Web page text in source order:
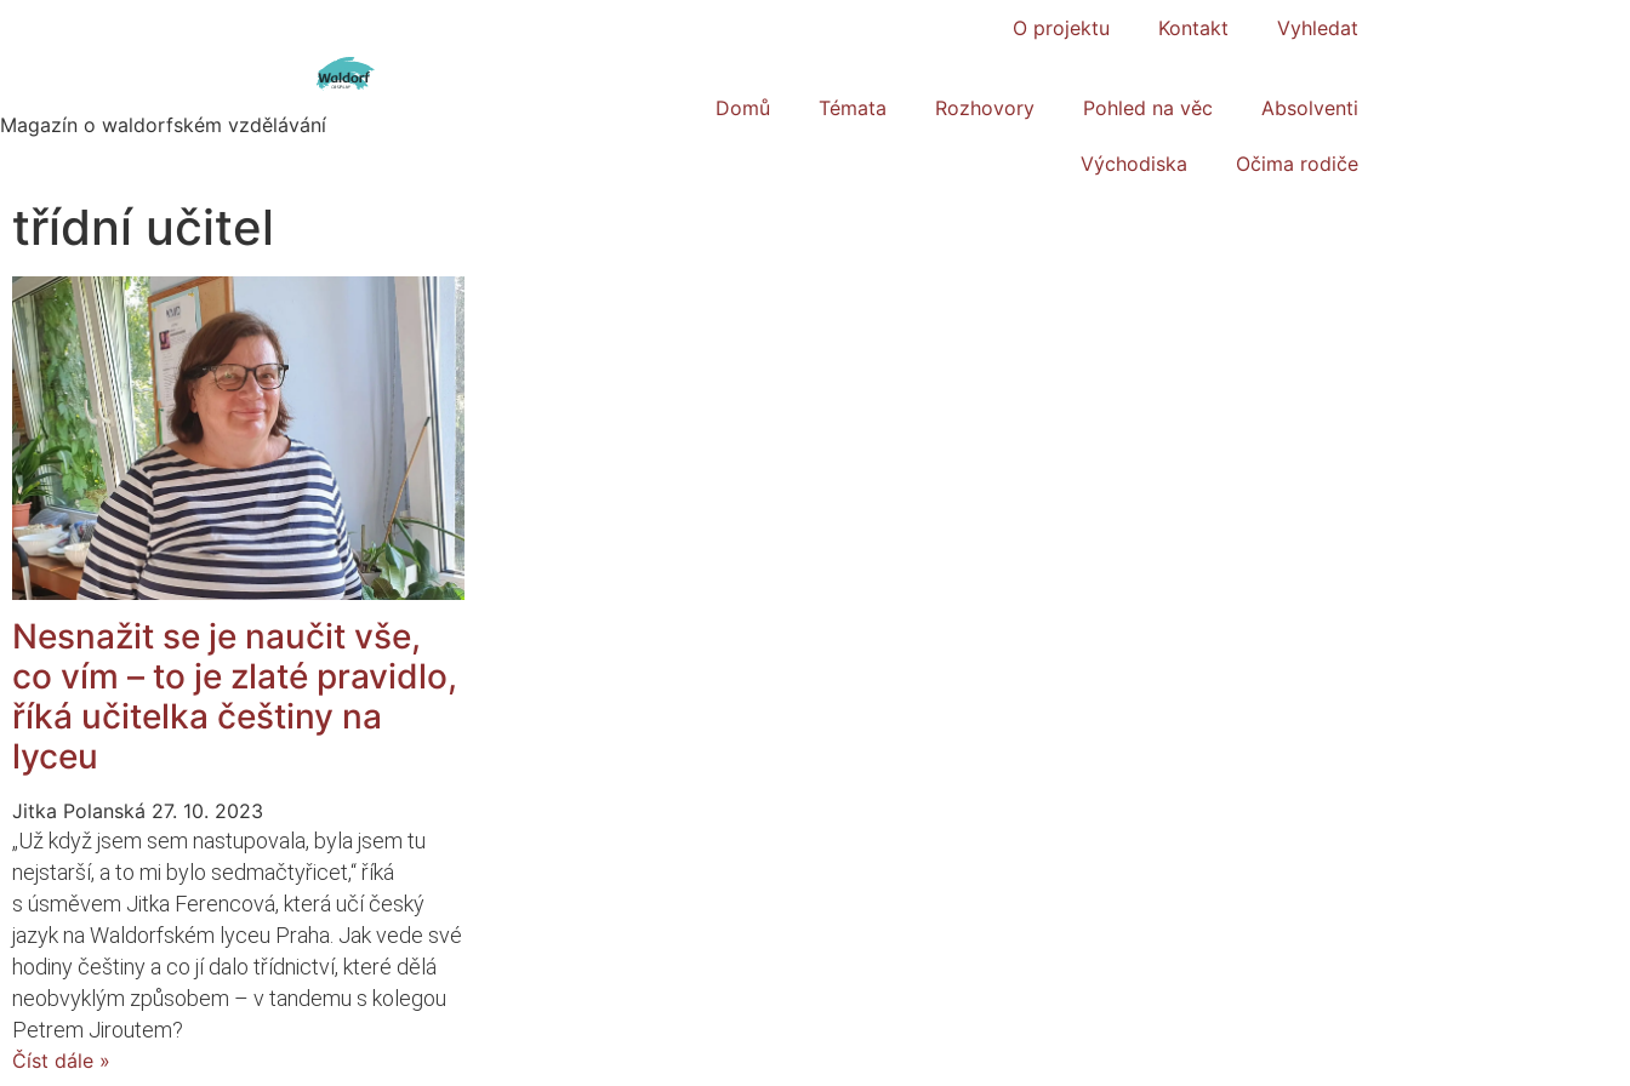
Magazín o waldorfském vzdělávání
O projektu Kontakt Vyhledat
Domů Témata Rozhovory Pohled na věc Absolventi
Východiska Očima rodiče
třídní učitel
Nesnažit se je naučit vše,
co vím – to je zlaté pravidlo,
říká učitelka češtiny na
lyceu
Jitka Polanská 27. 10. 2023
„Už když jsem sem nastupovala, byla jsem tu
nejstarší, a to mi bylo sedmačtyřicet,“ říká
s úsměvem Jitka Ferencová, která učí český
jazyk na Waldorfském lyceu Praha. Jak vede své
hodiny češtiny a co jí dalo třídnictví, které dělá
neobvyklým způsobem – v tandemu s kolegou
Petrem Jiroutem?
Číst dále »